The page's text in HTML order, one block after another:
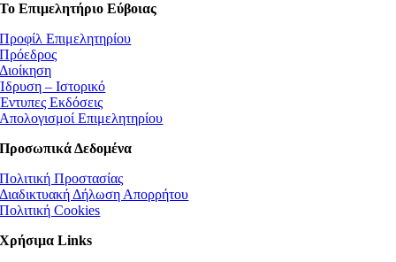
Το Επιμελητήριο Εύβοιας
Προφίλ Επιμελητηρίου
Πρόεδρος
Διοίκηση
Ίδρυση – Ιστορικό
Έντυπες Εκδόσεις
Απολογισμοί Επιμελητηρίου
Προσωπικά Δεδομένα
Πολιτική Προστασίας
Διαδικτυακή Δήλωση Απορρήτου
Πολιτική Cookies
Χρήσιμα Links